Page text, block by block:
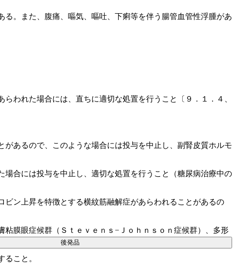
。また、腹痛、嘔気、嘔吐、下痢等を伴う腸管血管性浮腫があ
われた場合には、直ちに適切な処置を行うこと〔９．１．４、
あるので、このような場合には投与を中止し、副腎皮質ホルモ
合には投与を中止し、適切な処置を行うこと（糖尿病治療中の
ン上昇を特徴とする横紋筋融解症があらわれることがあるの
膜眼症候群（Ｓｔｅｖｅｎｓ−Ｊｏｈｎｓｏｎ症候群）、多形
こと。
後発品